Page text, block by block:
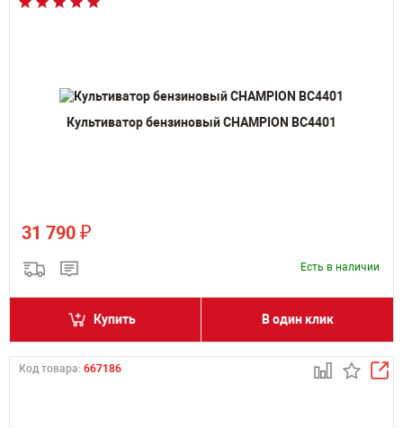
Культиватор бензиновый CHAMPION BC4401
31 790 ₽
Есть в наличии
Купить В один клик
Код товара: 667186